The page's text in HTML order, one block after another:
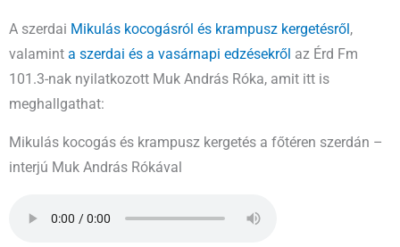
A szerdai Mikulás kocogásról és krampusz kergetésről ,
valamint a szerdai és a vasárnapi edzésekről az Érd Fm
101.3-nak nyilatkozott Muk András Róka, amit itt is
meghallgathat:
Mikulás kocogás és krampusz kergetés a főtéren szerdán –
interjú Muk András Rókával